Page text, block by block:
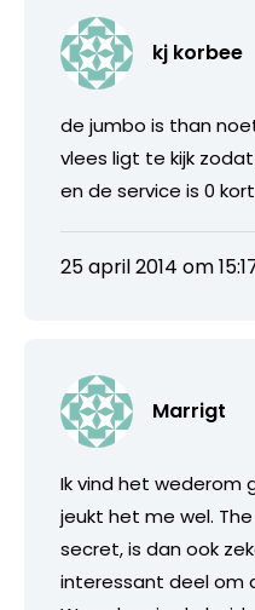
kj korbee
de jumbo is than
vlees ligt te kijk
en de service is 0
25 april 2014 om
Marrigt
Ik vind het wederom
jeukt het me wel.
secret, is dan ook
interessant deel om